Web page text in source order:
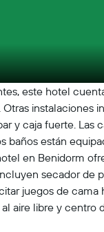
este hotel
Otras
y caja fuerte. Las
baños están
en Benidorm
secador de
juegos de
aire libre y centro